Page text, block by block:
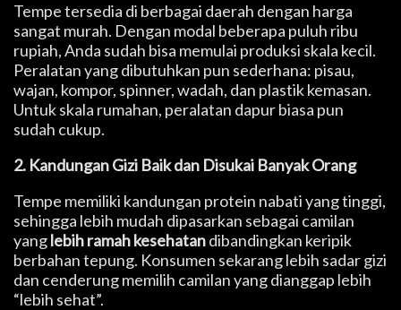
Tempe tersedia di berbagai daerah dengan harga
sangat murah. Dengan modal beberapa puluh ribu
rupiah, Anda sudah bisa memulai produksi skala kecil.
Peralatan yang dibutuhkan pun sederhana: pisau,
wajan, kompor, spinner, wadah, dan plastik kemasan.
Untuk skala rumahan, peralatan dapur biasa pun
sudah cukup.
2. Kandungan Gizi Baik dan Disukai Banyak Orang
Tempe memiliki kandungan protein nabati yang tinggi,
sehingga lebih mudah dipasarkan sebagai camilan
yanglebih ramah kesehatandibandingkan keripik
berbahan tepung. Konsumen sekarang lebih sadar gizi
dan cenderung memilih camilan yang dianggap lebih
“lebih sehat”.